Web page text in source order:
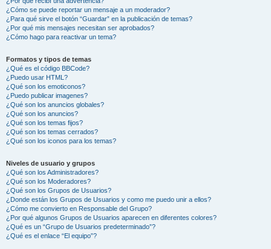
¿Cómo se puede reportar un mensaje a un moderador?
¿Para qué sirve el botón “Guardar” en la publicación de temas?
¿Por qué mis mensajes necesitan ser aprobados?
¿Cómo hago para reactivar un tema?
Formatos y tipos de temas
¿Qué es el código BBCode?
¿Puedo usar HTML?
¿Qué son los emoticonos?
¿Puedo publicar imagenes?
¿Qué son los anuncios globales?
¿Qué son los anuncios?
¿Qué son los temas fijos?
¿Qué son los temas cerrados?
¿Qué son los iconos para los temas?
Niveles de usuario y grupos
¿Qué son los Administradores?
¿Qué son los Moderadores?
¿Qué son los Grupos de Usuarios?
¿Donde están los Grupos de Usuarios y como me puedo unir a ellos?
¿Cómo me convierto en Responsable del Grupo?
¿Por qué algunos Grupos de Usuarios aparecen en diferentes colores?
¿Qué es un “Grupo de Usuarios predeterminado”?
¿Qué es el enlace “El equipo”?